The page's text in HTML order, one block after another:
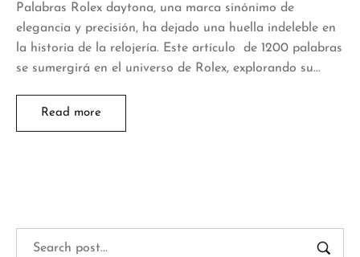
Palabras Rolex daytona, una marca sinónimo de
elegancia y precisión, ha dejado una huella indeleble en
la historia de la relojería. Este artículo de 1200 palabras
se sumergirá en el universo de Rolex, explorando su…
Read more